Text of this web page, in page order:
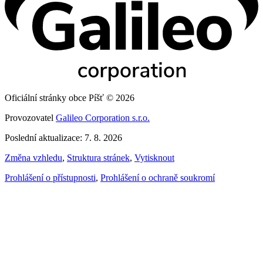
Oficiální stránky obce Píšť © 2026
Provozovatel Galileo Corporation s.r.o.
Poslední aktualizace: 7. 8. 2026
Změna vzhledu, Struktura stránek, Vytisknout
Prohlášení o přístupnosti, Prohlášení o ochraně soukromí